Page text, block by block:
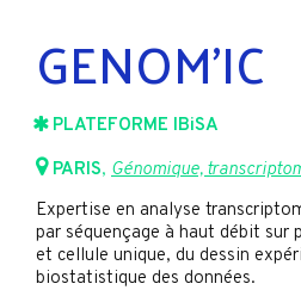
GENOM’IC
PLATEFORME IBiSA
PARIS, Génomique,
Expertise en analyse
par séquençage à haut débit sur
et cellule unique, du dessin
biostatistique des données.